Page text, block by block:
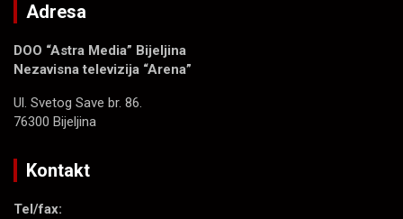
Adresa
DOO “Astra Media” Bijeljina
Nezavisna televizija “Arena”
Ul. Svetog Save br. 86.
76300 Bijeljina
Kontakt
Tel/fax: